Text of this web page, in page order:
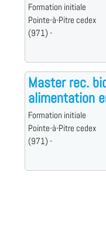
Formation initiale
Pointe-à-Pitre cedex
(971) -
Master rec.
alimentation
Formation initiale
Pointe-à-Pitre cedex
(971) -